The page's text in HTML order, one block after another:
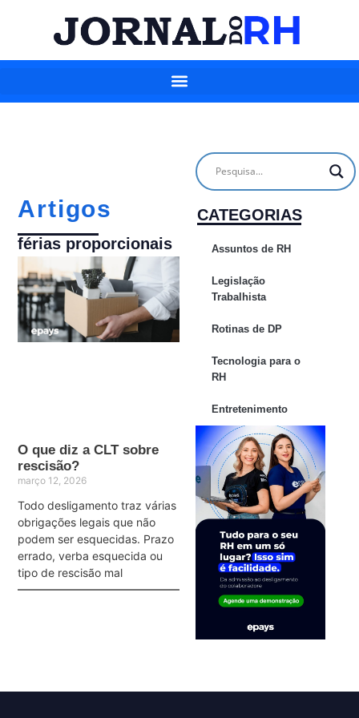
Artigos
férias proporcionais
O que diz a CLT sobre
rescisão?
março 12, 2026
Todo desligamento traz várias
obrigações legais que não
podem ser esquecidas. Prazo
errado, verba esquecida ou
tipo de rescisão mal
CATEGORIAS
Assuntos de RH
Legislação
Trabalhista
Rotinas de DP
Tecnologia para o
RH
Entretenimento